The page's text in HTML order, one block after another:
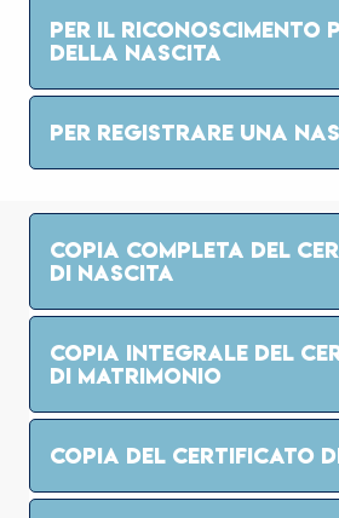
PER IL RICONOSCIMENTO
DELLA NASCITA
PER REGISTRARE UNA
COPIA COMPLETA DEL
DI NASCITA
COPIA INTEGRALE DEL
DI MATRIMONIO
COPIA DEL CERTIFICATO